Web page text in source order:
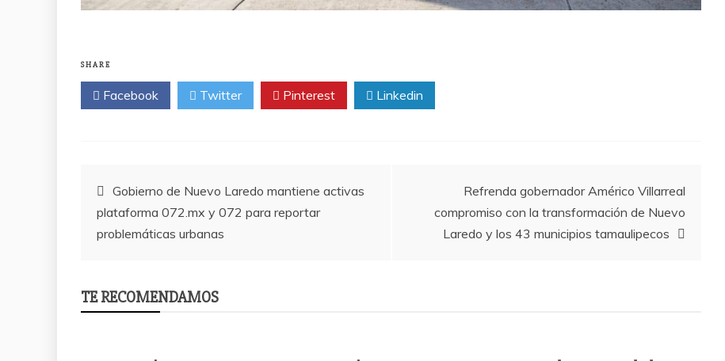
SHARE
Facebook Twitter Pinterest Linkedin
Post
navigation
Gobierno de Nuevo Laredo mantiene activas
plataforma 072.mx y 072 para reportar
problemáticas urbanas
Refrenda gobernador Américo Villarreal
compromiso con la transformación de Nuevo
Laredo y los 43 municipios tamaulipecos
TE RECOMENDAMOS